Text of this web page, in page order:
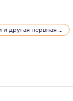
любовь к
Странные повторяющиеся действия, тики и другая нервная симптоматика